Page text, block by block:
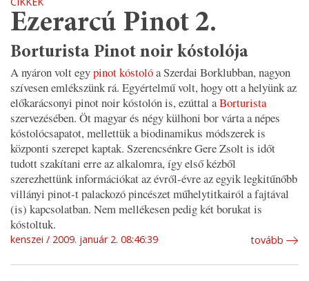
Ezerarcú Pinot 2.
Borturista Pinot noir kóstolója
A nyáron volt egypinot kóstolóa Szerdai Borklubban, nagyon
szívesen emlékszünk rá. Egyértelmű volt, hogy ott a helyünk az
előkarácsonyi pinot noir kóstolón is, ezúttal aBorturista
szervezésében. Öt magyar és négy külhoni bor várta a népes
kóstolócsapatot, mellettük a biodinamikus módszerek is
központi szerepet kaptak. Szerencsénkre Gere Zsolt is időt
tudott szakítani erre az alkalomra, így első kézből
szerezhettünk információkat az évről-évre az egyik legkitűnőbb
villányi pinot-t palackozó pincészet műhelytitkairól a fajtával
(is) kapcsolatban. Nem mellékesen pedig két borukat is
kóstoltuk.
kenszei 2009. január 2. 08:46:39 tovább